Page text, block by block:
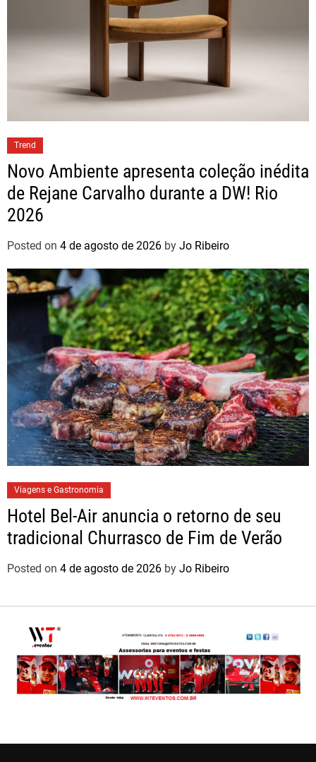
Trend
Novo Ambiente apresenta coleção inédita
de Rejane Carvalho durante a DW! Rio
2026
Posted on 4 de agosto de 2026 by Jo Ribeiro
Viagens e Gastronomia
Hotel Bel-Air anuncia o retorno de seu
tradicional Churrasco de Fim de Verão
Posted on 4 de agosto de 2026 by Jo Ribeiro